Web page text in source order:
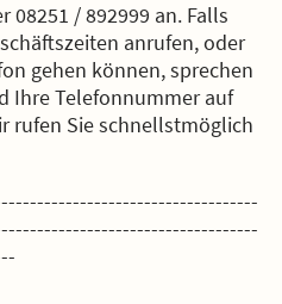
08251 / 892999 an. Falls
anrufen, oder
gehen können, sprechen
Ihre Telefonnummer auf
rufen Sie schnellstmöglich